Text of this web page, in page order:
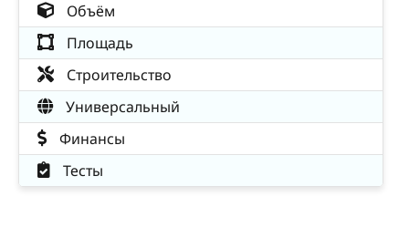
Объём
Площадь
Строительство
Универсальный
Финансы
Тесты